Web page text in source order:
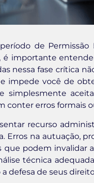
de Permissão
, é importante
nessa fase crítica
impede você de
simplesmente
conter erros formais
recurso
Erros na autuação,
que podem invalidar
técnica
defesa de seus